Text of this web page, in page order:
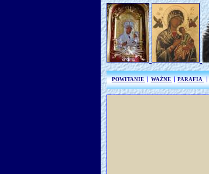
POWITANIE WAŻNE PARAFIA